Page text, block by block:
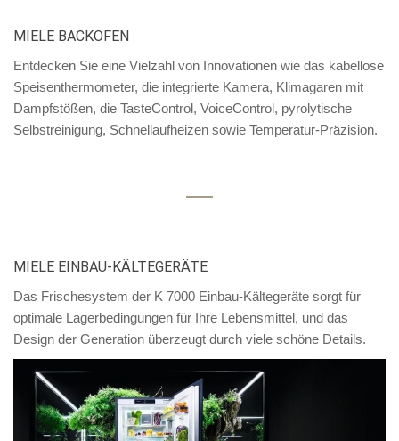
MIELE BACKOFEN
Entdecken Sie eine Vielzahl von Innovationen wie das kabellose
Speisenthermometer, die integrierte Kamera, Klimagaren mit
Dampfstößen, die TasteControl, VoiceControl, pyrolytische
Selbstreinigung, Schnellaufheizen sowie Temperatur-Präzision.
MIELE EINBAU-KÄLTEGERÄTE
Das Frischesystem der K 7000 Einbau-Kältegeräte sorgt für
optimale Lagerbedingungen für Ihre Lebensmittel, und das
Design der Generation überzeugt durch viele schöne Details.